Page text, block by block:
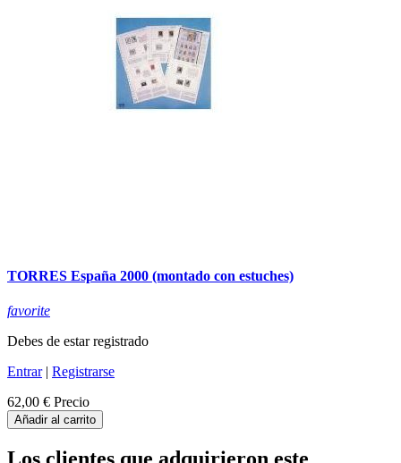
TORRES España 2000 (montado con estuches)
favorite
Debes de estar registrado
Entrar| Registrarse
62,00 € Precio
Añadir al carrito